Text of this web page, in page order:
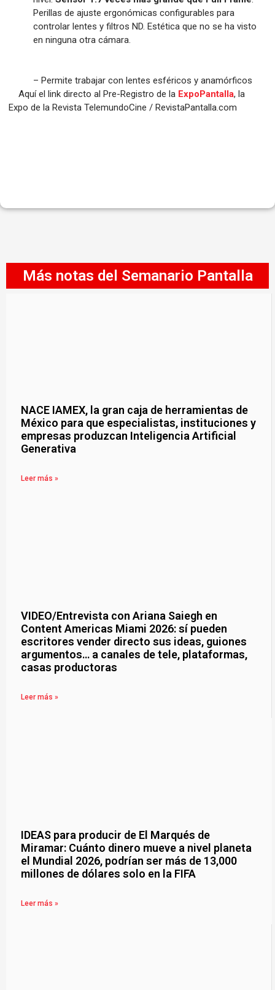
Perillas de ajuste ergonómicas configurables para
controlar lentes y filtros ND. Estética que no se ha visto
en ninguna otra cámara.
– Permite trabajar con lentes esféricos y anamórficos
Aquí el link directo al Pre-Registro de la ExpoPantalla, la
Expo de la Revista TelemundoCine / RevistaPantalla.com
Más notas del Semanario Pantalla
NACE IAMEX, la gran caja de herramientas de
México para que especialistas, instituciones y
empresas produzcan Inteligencia Artificial
Generativa
Leer más »
VIDEO/Entrevista con Ariana Saiegh en
Content Americas Miami 2026: sí pueden
escritores vender directo sus ideas, guiones
argumentos… a canales de tele, plataformas,
casas productoras
Leer más »
IDEAS para producir de El Marqués de
Miramar: Cuánto dinero mueve a nivel planeta
el Mundial 2026, podrían ser más de 13,000
millones de dólares solo en la FIFA
Leer más »